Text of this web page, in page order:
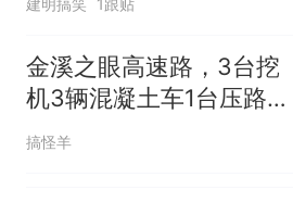
建明搞笑 1跟贴
金溪之眼高速路，3台挖
机3辆混凝土车1台压路车
20个工人
搞怪羊